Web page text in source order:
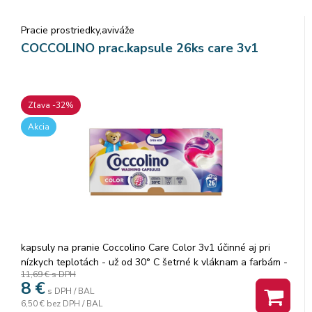
Pracie prostriedky,aviváže
COCCOLINO prac.kapsule 26ks care 3v1
Zľava -32%
Akcia
kapsuly na pranie Coccolino Care Color 3v1 účinné aj pri
nízkych teplotách - už od 30° C šetrné k vláknam a farbám -
pre intenzívne žiarivé farby zanechávajú dlhotrvajúcu vôňu
jednoduché dávkovanie Kapsuly na pranie Coccolino Care
Color 3v1 sú svojim zložením šetrné k farbám a vláknam, čím
11,69 €s DPH
8 € s DPH / BAL
6,50 € bez DPH / BAL